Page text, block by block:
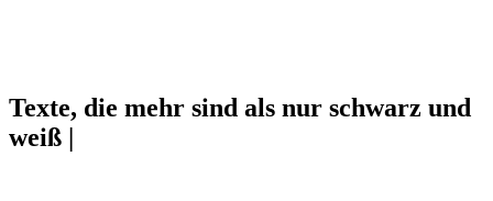
Texte, die mehr sind als nur schwarz und
weiß |